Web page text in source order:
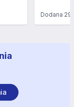
Dodana29